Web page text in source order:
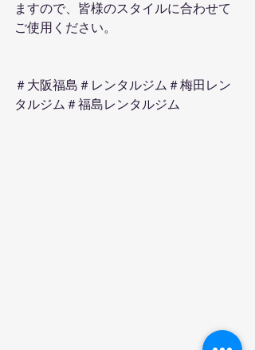
ますので、皆様のスタイルに合わせて
ご使用ください。
＃大阪福島＃レンタルジム＃梅田レン
タルジム＃福島レンタルジム